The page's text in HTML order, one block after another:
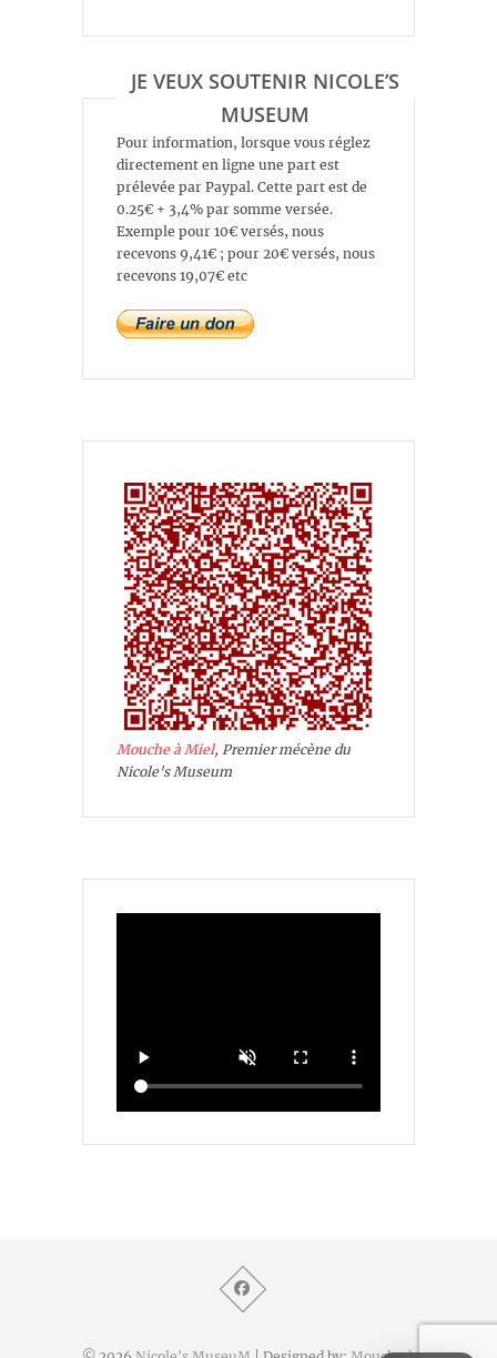
JE VEUX SOUTENIR NICOLE’S
MUSEUM
Pour information, lorsque vous réglez
directement en ligne une part est
prélevée par Paypal. Cette part est de
0.25€ + 3,4% par somme versée.
Exemple pour 10€ versés, nous
recevons 9,41€ ; pour 20€ versés, nous
recevons 19,07€ etc
Mouche à Miel, Premier mécène du
Nicole's Museum